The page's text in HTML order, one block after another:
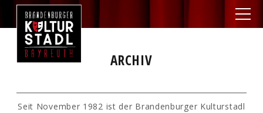
ARCHIV
Seit November 1982 ist der Brandenburger Kulturstadl